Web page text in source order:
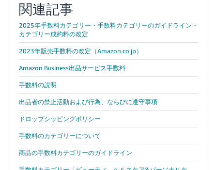
関連記事
2025年手数料カテゴリー・手数料カテゴリーのガイドライン・
カテゴリー成約料の改定
2023年販売手数料の改定（Amazon.co.jp）
Amazon Business出品サービス手数料
手数料の説明
出品者の禁止活動および行為、ならびに遵守事項
ドロップシッピングポリシー
手数料のカテゴリーについて
商品の手数料カテゴリーのガイドライン